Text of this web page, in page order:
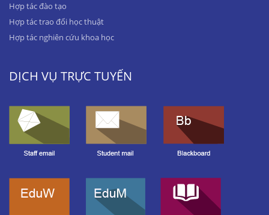
Hợp tác đào tạo
Hợp tác trao đổi học thuật
Hợp tác nghiên cứu khoa học
DỊCH VỤ TRỰC TUYẾN